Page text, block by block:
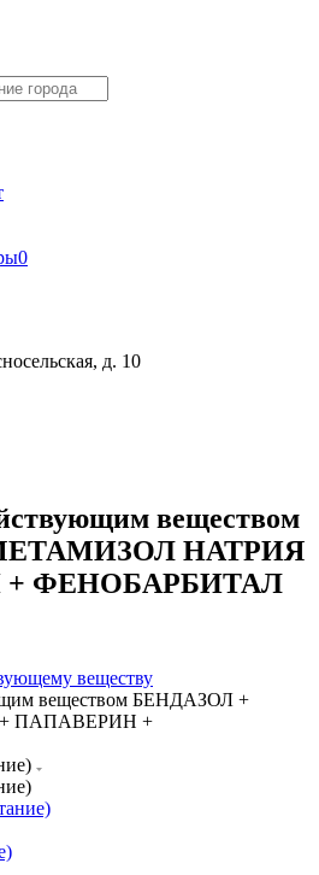
0
д. 10
веществом
НАТРИЯ
+ ФЕНОБАРБИТАЛ
веществу
веществом БЕНДАЗОЛ +
ПАПАВЕРИН +